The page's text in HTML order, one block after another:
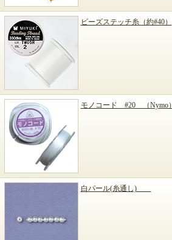
ビーズステッチ糸（約#40）
モノコード #20 （Nymo）
白パール(糸通し)